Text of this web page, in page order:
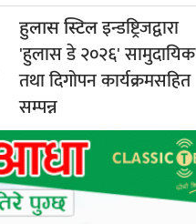
हुलास स्टिलइन्डष्ट्रिजद्वारा
'हुलास डे २०२६' सामुदायिक
तथा दिगोपन कार्यक्रमसहित
सम्पन्न